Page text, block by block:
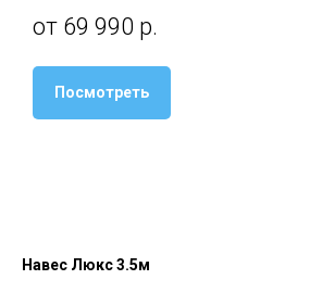
от 69 990 р.
Посмотреть
Навес Люкс 3.5м